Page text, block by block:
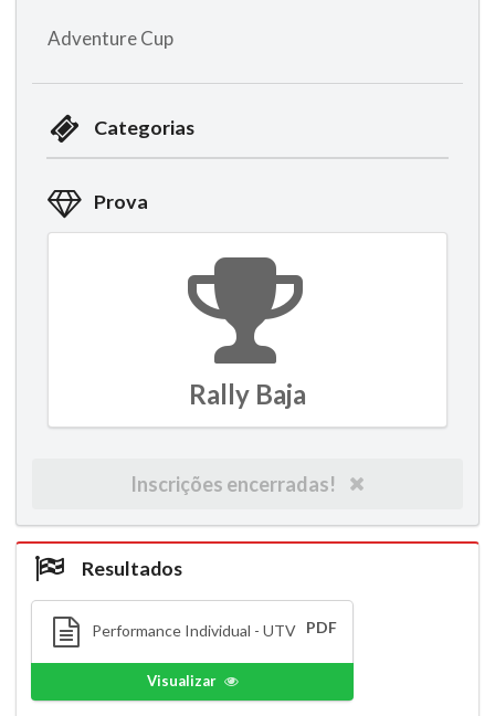
Adventure Cup
Categorias
Prova
Rally Baja
Inscrições encerradas!
Resultados
Performance Individual - UTV PDF
Visualizar